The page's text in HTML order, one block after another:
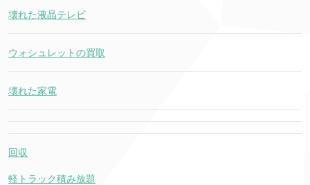
壊れた液晶テレビ
ウォシュレットの買取
壊れた家電
回収
軽トラック積み放題